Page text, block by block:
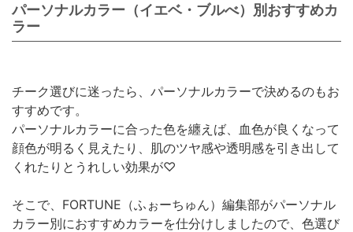
パーソナルカラー（イエベ・ブルべ）別おすすめカ
ラー
チーク選びに迷ったら、パーソナルカラーで決めるのもお
すすめです。
パーソナルカラーに合った色を纏えば、血色が良くなって
顔色が明るく見えたり、肌のツヤ感や透明感を引き出して
くれたりとうれしい効果が♡
そこで、FORTUNE（ふぉーちゅん）編集部がパーソナル
カラー別におすすめカラーを仕分けしましたので、色選び